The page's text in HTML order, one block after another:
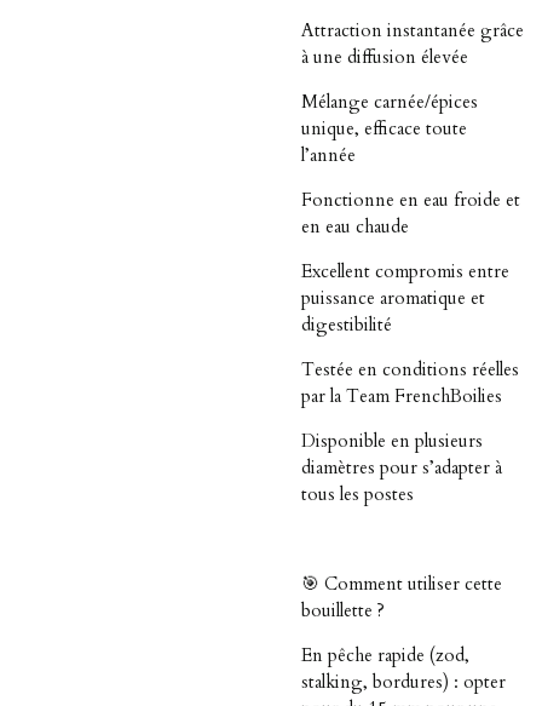
Attraction instantanée grâce
à une diffusion élevée
Mélange carnée/épices
unique, efficace toute
l’année
Fonctionne en eau froide et
en eau chaude
Excellent compromis entre
puissance aromatique et
digestibilité
Testée en conditions réelles
par la Team FrenchBoilies
Disponible en plusieurs
diamètres pour s’adapter à
tous les postes
🎯 Comment utiliser cette
bouillette ?
En pêche rapide (zod,
stalking, bordures) : opter